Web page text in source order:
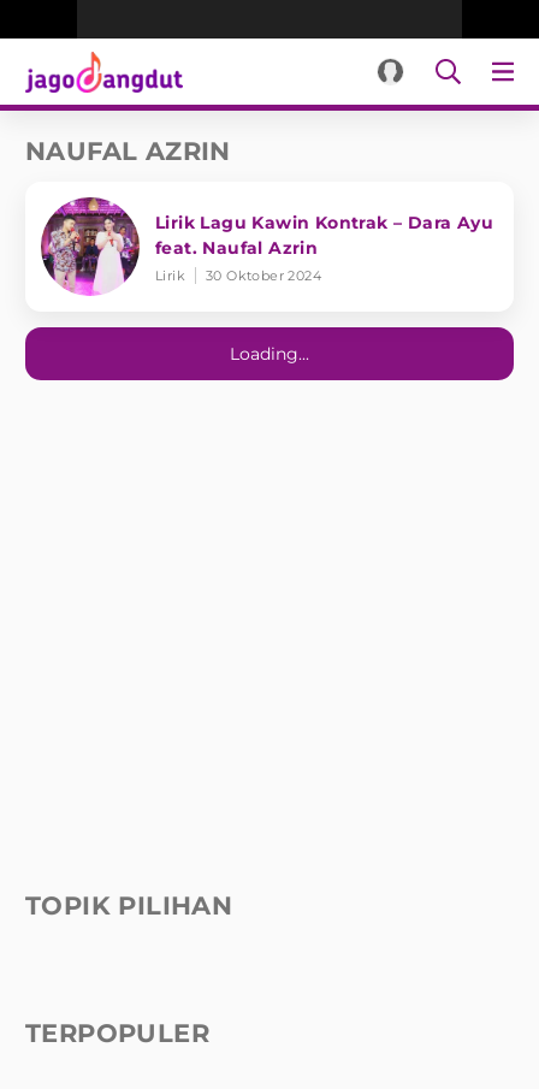
NAUFAL AZRIN
Lirik Lagu Kawin Kontrak – Dara Ayu
feat. Naufal Azrin
Lirik 30 Oktober 2024
Loading...
TOPIK PILIHAN
TERPOPULER